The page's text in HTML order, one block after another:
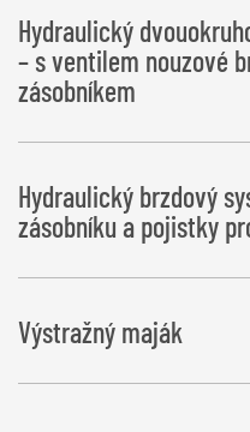
BEZ EU schválení typu
Hydraulický
– s ventilem nouzové
zásobníkem
BEZ EU schválení typu
Hydraulický brzdový
zásobníku a pojistky
BEZ EU schválení typu
Výstražný maják